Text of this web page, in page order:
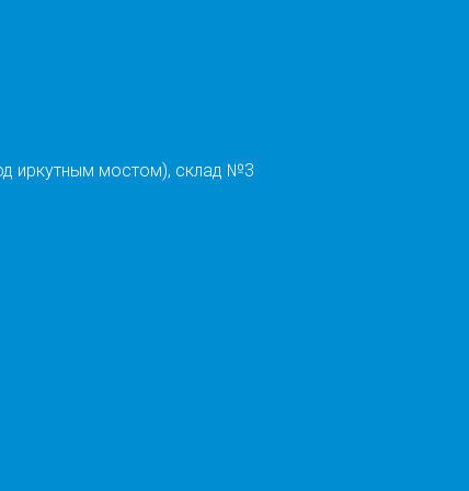
иркутным мостом), склад №3